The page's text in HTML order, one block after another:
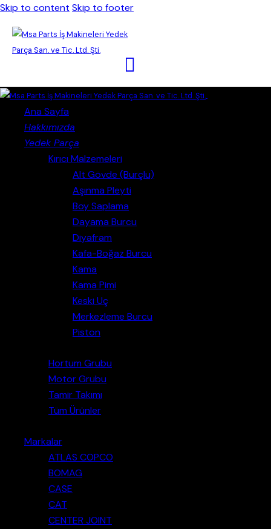
Skip to content Skip to footer
Ana Sayfa
Hakkımızda
Yedek Parça
Kırıcı Malzemeleri
Alt Gövde (Burçlu)
Aşınma Pleyti
Boy Saplama
Dayama Burcu
Diyafram
Kafa-Boğaz Burcu
Kama
Kama Pimi
Keski Uç
Merkezleme Burcu
Piston
Hortum Grubu
Motor Grubu
Tamir Takımı
Tüm Ürünler
Markalar
ATLAS COPCO
BOMAG
CASE
CAT
CENTER JOINT